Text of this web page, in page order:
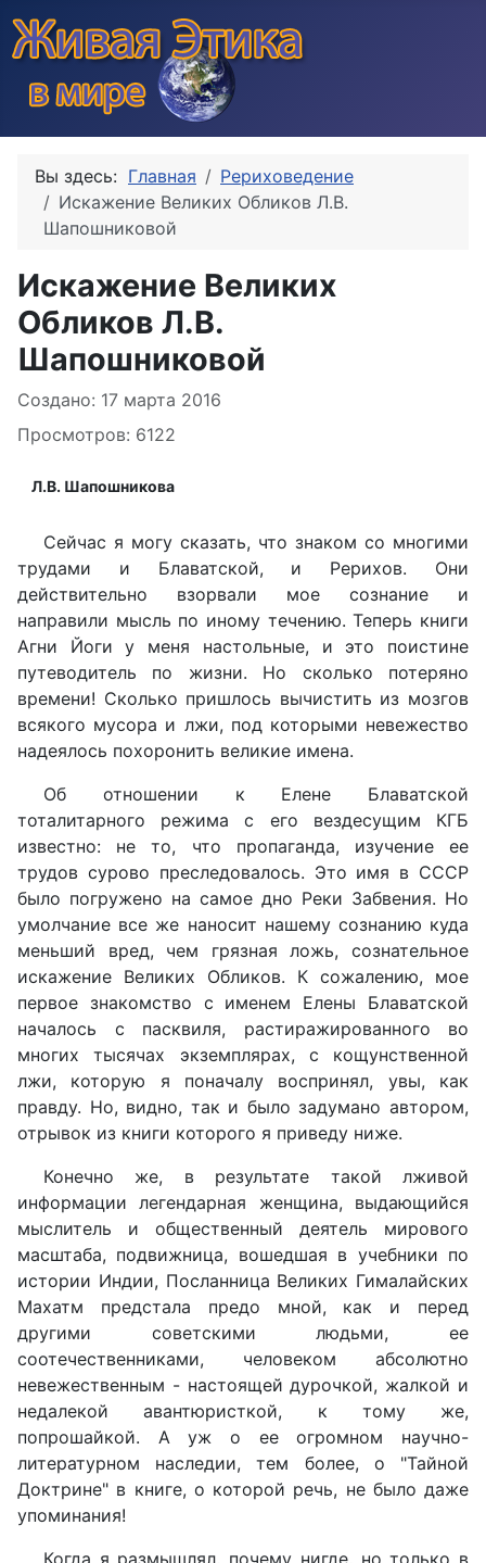
Вы здесь: Главная
Рериховедение
Искажение Великих Обликов Л.В.
Шапошниковой
Искажение Великих
Обликов Л.В.
Шапошниковой
Информация о материале
Создано: 17 марта 2016
Просмотров: 6122
Л.В. Шапошникова
Сейчас я могу сказать, что знаком со многими
трудами и Блаватской, и Рерихов. Они
действительно взорвали мое сознание и
направили мысль по иному течению. Теперь книги
Агни Йоги у меня настольные, и это поистине
путеводитель по жизни. Но сколько потеряно
времени! Сколько пришлось вычистить из мозгов
всякого мусора и лжи, под которыми невежество
надеялось похоронить великие имена.
Об отношении к Елене Блаватской
тоталитарного режима с его вездесущим КГБ
известно: не то, что пропаганда, изучение ее
трудов сурово преследовалось. Это имя в СССР
было погружено на самое дно Реки Забвения. Но
умолчание все же наносит нашему сознанию куда
меньший вред, чем грязная ложь, сознательное
искажение Великих Обликов. К сожалению, мое
первое знакомство с именем Елены Блаватской
началось с пасквиля, растиражированного во
многих тысячах экземплярах, с кощунственной
лжи, которую я поначалу воспринял, увы, как
правду. Но, видно, так и было задумано автором,
отрывок из книги которого я приведу ниже.
Конечно же, в результате такой лживой
информации легендарная женщина, выдающийся
мыслитель и общественный деятель мирового
масштаба, подвижница, вошедшая в учебники по
истории Индии, Посланница Великих Гималайских
Махатм предстала предо мной, как и перед
другими советскими людьми, ее
соотечественниками, человеком абсолютно
невежественным - настоящей дурочкой, жалкой и
недалекой авантюристкой, к тому же,
попрошайкой. А уж о ее огромном научно-
литературном наследии, тем более, о "Тайной
Доктрине" в книге, о которой речь, не было даже
упоминания!
Когда я размышлял, почему нигде, но только в